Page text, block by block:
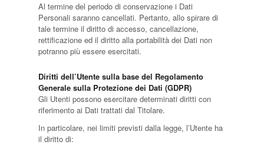
Al termine del periodo di conservazione i Dati
Personali saranno cancellati. Pertanto, allo spirare di
tale termine il diritto di accesso, cancellazione,
rettificazione ed il diritto alla portabilità dei Dati non
potranno più essere esercitati.
Diritti dell’Utente sulla base del Regolamento
Generale sulla Protezione dei Dati (GDPR)
Gli Utenti possono esercitare determinati diritti con
riferimento ai Dati trattati dal Titolare.
In particolare, nei limiti previsti dalla legge, l’Utente ha
il diritto di: